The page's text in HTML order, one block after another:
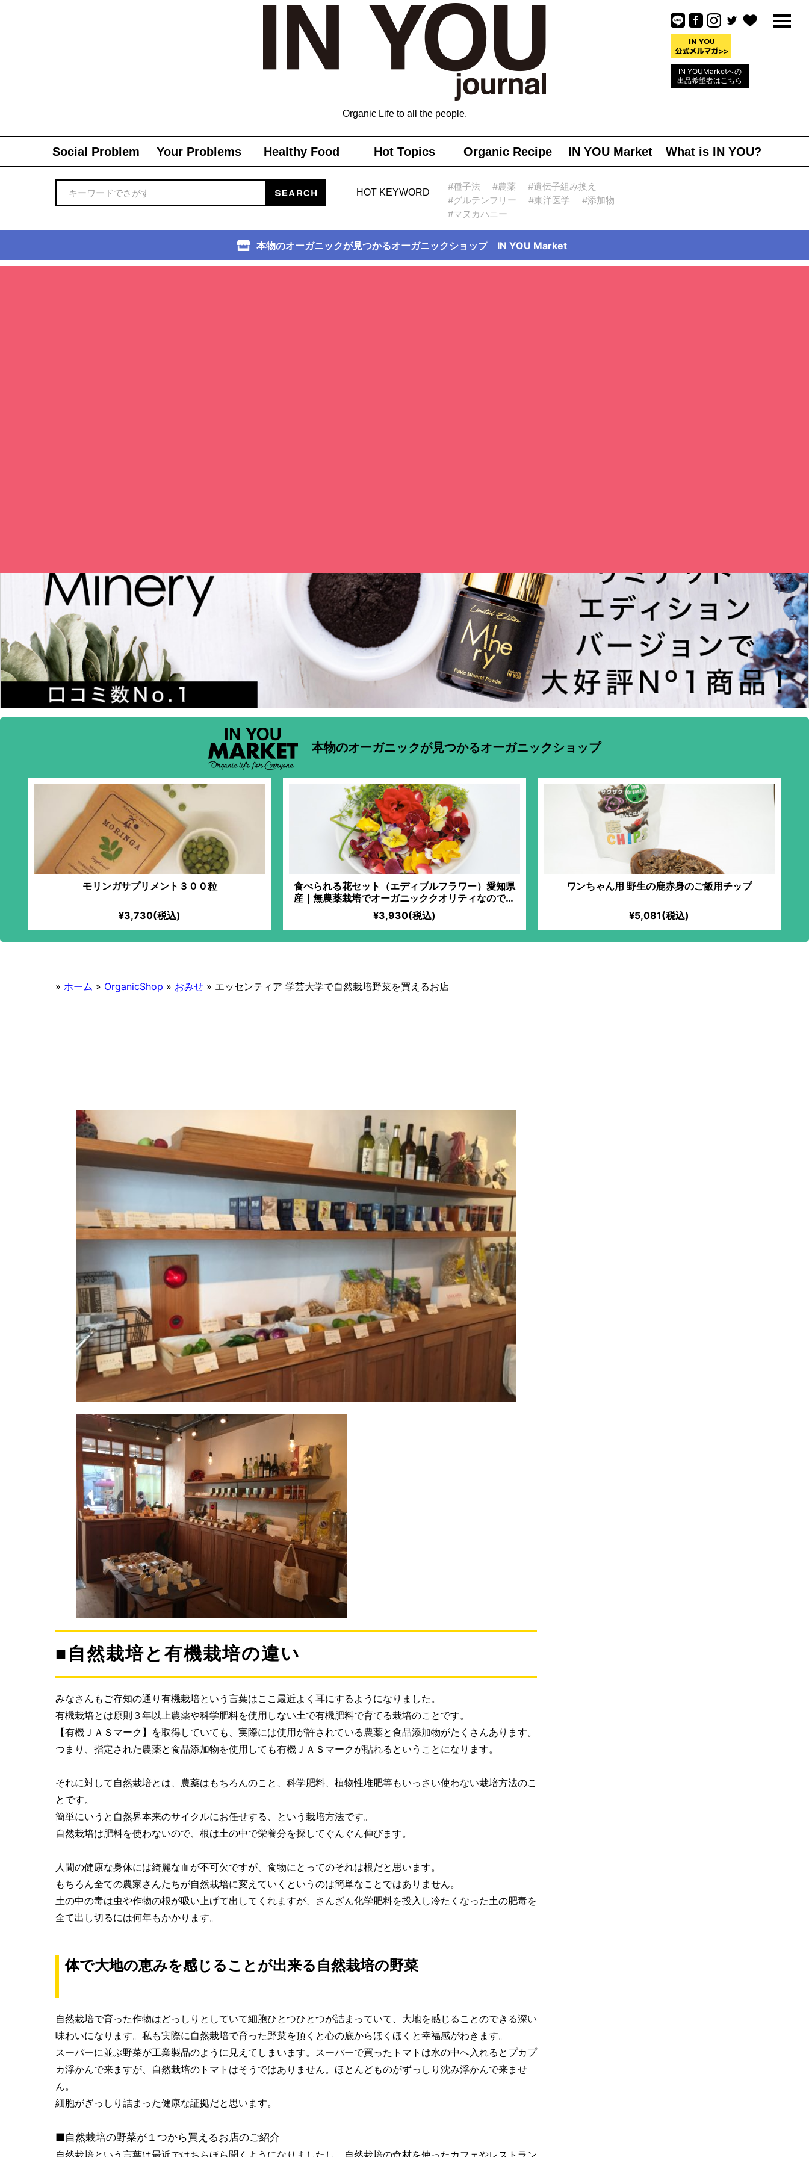
IN YOUMarketへの
出品希望者はこちら
Organic Life to all the people.
Social Problem Your Problems Healthy Food Hot Topics Organic Recipe IN YOU Market What is IN YOU?
HOT KEYWORD
#種子法 #農薬
#遺伝子組み換え
#グルテンフリー
#東洋医学
#添加物
#マヌカハニー
本物のオーガニックが見つかるオーガニックショップ IN YOU Market
本物のオーガニックが見つかるオーガニックショップ
モリンガサプリメント３００粒
¥3,730(税込)
食べられる花セット（エディブルフラワー）愛知県
産｜無農薬栽培でオーガニッククオリティなので安
心。IN YOU MARKET限定。サラダに乗せるだけ
で、びっくりするほど豪華な逸品が完成！写真映え
がすごい！
¥3,930(税込)
ワンちゃん用 野生の鹿赤身のご飯用チップ
¥5,081(税込)
» ホーム » OrganicShop » おみせ » エッセンティア 学芸大学で自然栽培野菜を買えるお店
■自然栽培と有機栽培の違い
みなさんもご存知の通り有機栽培という言葉はここ最近よく耳にするようになりました。
有機栽培とは原則３年以上農薬や科学肥料を使用しない土で有機肥料で育てる栽培のことです。
【有機ＪＡＳマーク】を取得していても、実際には使用が許されている農薬と食品添加物がたくさんあります。
つまり、指定された農薬と食品添加物を使用しても有機ＪＡＳマークが貼れるということになります。
それに対して自然栽培とは、農薬はもちろんのこと、科学肥料、植物性堆肥等もいっさい使わない栽培方法のこ
とです。
簡単にいうと自然界本来のサイクルにお任せする、という栽培方法です。
自然栽培は肥料を使わないので、根は土の中で栄養分を探してぐんぐん伸びます。
人間の健康な身体には綺麗な血が不可欠ですが、食物にとってのそれは根だと思います。
もちろん全ての農家さんたちが自然栽培に変えていくというのは簡単なことではありません。
土の中の毒は虫や作物の根が吸い上げて出してくれますが、さんざん化学肥料を投入し冷たくなった土の肥毒を
全て出し切るには何年もかかります。
体で大地の恵みを感じることが出来る自然栽培の野菜
自然栽培で育った作物はどっしりとしていて細胞ひとつひとつが詰まっていて、大地を感じることのできる深い
味わいになります。私も実際に自然栽培で育った野菜を頂くと心の底からほくほくと幸福感がわきます。
スーパーに並ぶ野菜が工業製品のように見えてしまいます。スーパーで買ったトマトは水の中へ入れるとプカプ
カ浮かんで来ますが、自然栽培のトマトはそうではありません。ほとんどものがずっしり沈み浮かんで来ませ
ん。
細胞がぎっしり詰まった健康な証拠だと思います。
■自然栽培の野菜が１つから買えるお店のご紹介